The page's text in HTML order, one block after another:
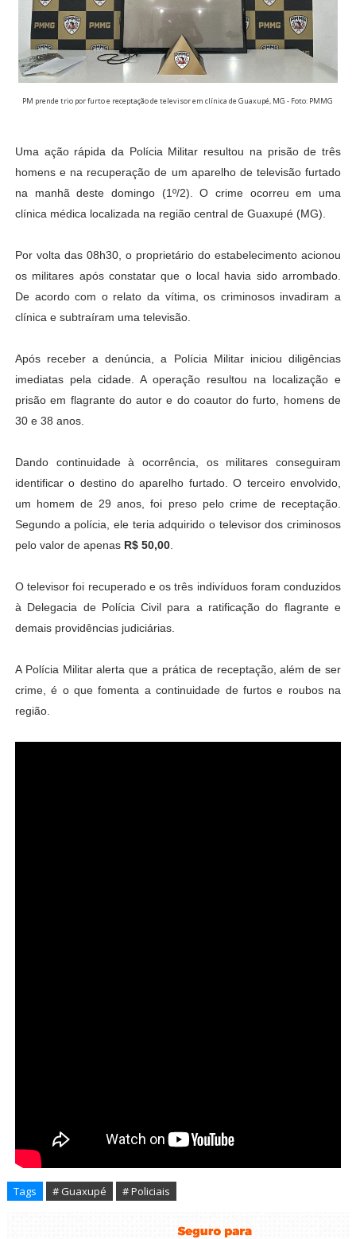
PM prende trio por furto e receptação de televisor em clínica de Guaxupé, MG - Foto: PMMG
Uma ação rápida da Polícia Militar resultou na prisão de três
homens e na recuperação de um aparelho de televisão furtado
na manhã deste domingo (1º/2).O crime ocorreu em uma
clínica médica localizada na região central de Guaxupé(MG).
Por volta das 08h30, o proprietário do estabelecimento acionou
os militares após constatar que o local havia sido arrombado.
De acordo com o relato da vítima, os criminosos invadiram a
clínica e subtraíram uma televisão.
Após receber a denúncia, a Polícia Militar iniciou diligências
imediatas pela cidade. A operação resultou na localização e
prisão em flagrante do autor e do coautor do furto, homens de
30 e 38 anos.
Dando continuidade à ocorrência, os militares conseguiram
identificar o destino do aparelho furtado.O terceiro envolvido,
um homem de 29 anos, foi preso pelo crime de receptação.
Segundo a polícia, ele teria adquirido o televisor dos criminosos
pelo valor de apenas R$ 50,00.
O televisor foi recuperado e os três indivíduos foram conduzidos
à Delegacia de Polícia Civil para a ratificação do flagrante e
demais providências judiciárias.
A Polícia Militar alerta que a prática de receptação, além de ser
crime, é o que fomenta a continuidade de furtos e roubos na
região.
Tags # Guaxupé # Policiais